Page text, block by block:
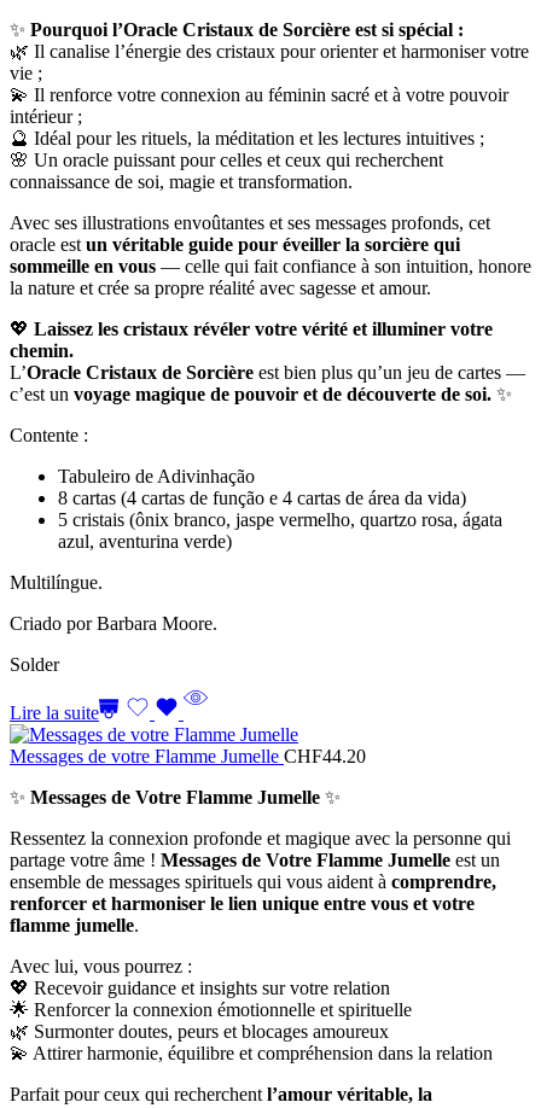
✨ Pourquoi l’Oracle Cristaux de Sorcière est si spécial :
🌿 Il canalise l’énergie des cristaux pour orienter et harmoniser votre
vie ;
💫 Il renforce votre connexion au féminin sacré et à votre pouvoir
intérieur ;
🔮 Idéal pour les rituels, la méditation et les lectures intuitives ;
🌸 Un oracle puissant pour celles et ceux qui recherchent
connaissance de soi, magie et transformation.
Avec ses illustrations envoûtantes et ses messages profonds, cet
oracle est un véritable guide pour éveiller la sorcière qui
sommeille en vous — celle qui fait confiance à son intuition, honore
la nature et crée sa propre réalité avec sagesse et amour.
💖 Laissez les cristaux révéler votre vérité et illuminer votre
chemin.
L’Oracle Cristaux de Sorcière est bien plus qu’un jeu de cartes —
c’est un voyage magique de pouvoir et de découverte de soi. ✨
Contente :
Tabuleiro de Adivinhação
8 cartas (4 cartas de função e 4 cartas de área da vida)
5 cristais (ônix branco, jaspe vermelho, quartzo rosa, ágata
azul, aventurina verde)
Multilíngue.
Criado por Barbara Moore.
Solder
Lire la suite
Messages de votre Flamme Jumelle CHF44.20
✨ Messages de Votre Flamme Jumelle ✨
Ressentez la connexion profonde et magique avec la personne qui
partage votre âme ! Messages de Votre Flamme Jumelle est un
ensemble de messages spirituels qui vous aident à comprendre,
renforcer et harmoniser le lien unique entre vous et votre
flamme jumelle.
Avec lui, vous pourrez :
💖 Recevoir guidance et insights sur votre relation
🌟 Renforcer la connexion émotionnelle et spirituelle
🌿 Surmonter doutes, peurs et blocages amoureux
💫 Attirer harmonie, équilibre et compréhension dans la relation
Parfait pour ceux qui recherchent l’amour véritable, la